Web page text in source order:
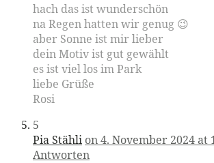
hach das ist wunderschön
na Regen hatten wir genug 😉
aber Sonne ist mir lieber
dein Motiv ist gut gewählt
es ist viel los im Park
liebe Grüße
Rosi
5
Pia Stähli on 4. November 2024 at
Antworten